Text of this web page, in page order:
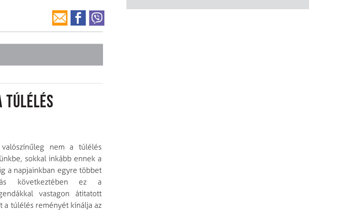
túlélés
nem a túlélés
sokkal inkább ennek a
a napjainkban egyre többet
következtében ez a
vastagon átitatott
a túlélés reményét kínálja az